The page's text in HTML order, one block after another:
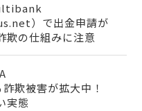
）で出金申請が
欺の仕組みに注意
欺被害が拡大中！
実態